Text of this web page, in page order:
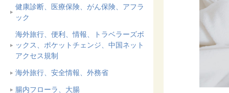
健康診断、医療保険、がん保険、アフラ
ック
海外旅行、便利、情報、トラベラーズボ
ックス、ポケットチェンジ、中国ネット
アクセス規制
海外旅行、安全情報、外務省
腸内フローラ、大腸